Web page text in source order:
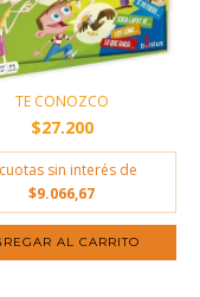
TE CONOZCO
$27.200
cuotas sin interés de
$9.066,67